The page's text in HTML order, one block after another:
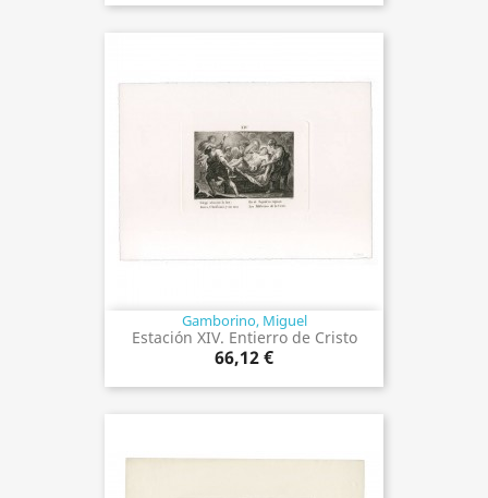
Gamborino, Miguel
Estación XIV. Entierro de Cristo
66,12 €